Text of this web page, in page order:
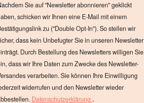
Sie auf "Newsletter abonnieren" geklickt
schicken wir Ihnen eine E-Mail mit einem
zu ("Double Opt-In"). So stellen wir
dass kein Unbefugter Sie in unseren Newsletter
Durch Bestellung des Newsletters willigen Sie
dass wir Ihre Daten zum Zwecke des Newsletter-
verarbeiten. Sie können Ihre Einwilligung
widerrufen und den Newsletter wieder
Datenschutzerklärung .